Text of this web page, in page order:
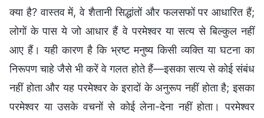
क्या है? वास्तव में, वे शैतानी सिद्धांतों और फलसफों पर आधारित हैं;
लोगों के पास ये जो आधार हैं वे परमेश्वर या सत्य से बिल्कुल नहीं
आए हैं। यही कारण है कि भ्रष्ट मनुष्य किसी व्यक्ति या घटना का
निरूपण चाहे जैसे भी करें वे गलत होते हैं—इसका सत्य से कोई संबंध
नहीं होता और यह परमेश्वर के इरादों के अनुरूप नहीं होता है; इसका
परमेश्वर या उसके वचनों से कोई लेना-देना नहीं होता। परमेश्वर